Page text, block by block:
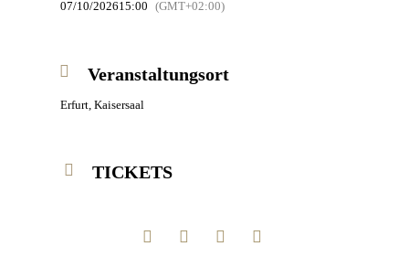
07/10/202615:00 (GMT+02:00)
Veranstaltungsort
Erfurt, Kaisersaal
TICKETS